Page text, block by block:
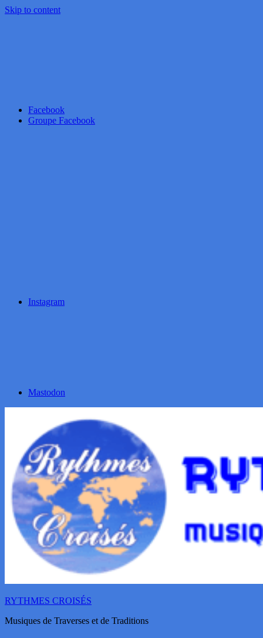
Skip to content
Facebook
Groupe Facebook
Instagram
Mastodon
RYTHMES CROISÉS
Musiques de Traverses et de Traditions